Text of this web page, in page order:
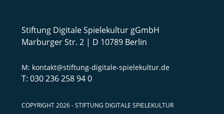
Stiftung Digitale Spielekultur gGmbH
Marburger Str. 2 | D 10789 Berlin
kontakt@stiftung-digitale-spielekultur.de
030 236 258 94 0
COPYRIGHT 2026 - STIFTUNG DIGITALE SPIELEKULTUR